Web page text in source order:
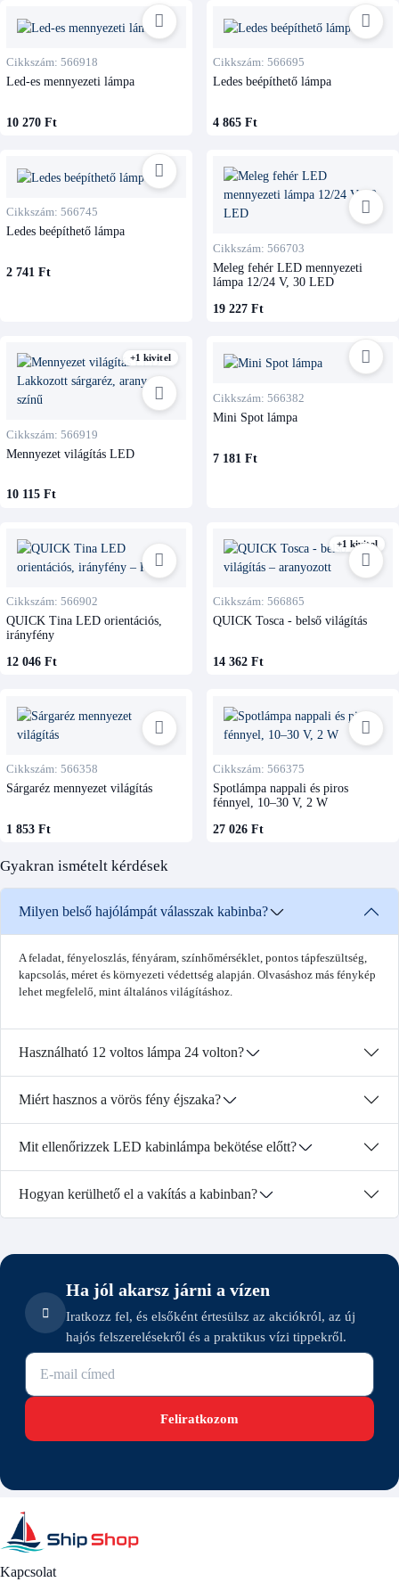
Cikkszám: 566918
Led-es mennyezeti lámpa
10 270 Ft
Cikkszám: 566695
Ledes beépíthető lámpa
4 865 Ft
Cikkszám: 566745
Ledes beépíthető lámpa
2 741 Ft
Cikkszám: 566703
Meleg fehér LED mennyezeti
lámpa 12/24 V, 30 LED
19 227 Ft
+1 kivitel
Cikkszám: 566919
Mennyezet világítás LED
10 115 Ft
Cikkszám: 566382
Mini Spot lámpa
7 181 Ft
Cikkszám: 566902
QUICK Tina LED orientációs,
irányfény
12 046 Ft
+1 kivitel
Cikkszám: 566865
QUICK Tosca - belső világítás
14 362 Ft
Cikkszám: 566358
Sárgaréz mennyezet világítás
1 853 Ft
Cikkszám: 566375
Spotlámpa nappali és piros
fénnyel, 10–30 V, 2 W
27 026 Ft
Gyakran ismételt kérdések
Milyen belső hajólámpát válasszak kabinba?
A feladat, fényeloszlás, fényáram, színhőmérséklet, pontos tápfeszültség,
kapcsolás, méret és környezeti védettség alapján. Olvasáshoz más fénykép
lehet megfelelő, mint általános világításhoz.
Használható 12 voltos lámpa 24 volton?
Miért hasznos a vörös fény éjszaka?
Mit ellenőrizzek LED kabinlámpa bekötése előtt?
Hogyan kerülhető el a vakítás a kabinban?
Ha jól akarsz járni a vízen
Iratkozz fel, és elsőként értesülsz az akciókról, az új
hajós felszerelésekről és a praktikus vízi tippekről.
E-mail cím
Feliratkozom
Kapcsolat